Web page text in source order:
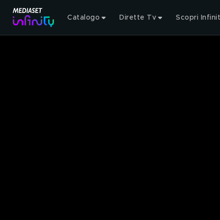
Catalogo Dirette Tv Scopri